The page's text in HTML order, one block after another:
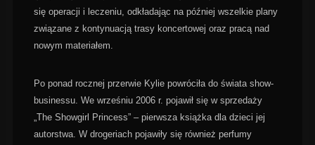
się operacji i leczeniu, odkładając na później wszelkie plany
związane z kontynuacją trasy koncertowej oraz pracą nad
nowym materiałem.
Po ponad rocznej przerwie Kylie powróciła do świata show-
businessu. We wrześniu 2006 r. pojawił się w sprzedaży
„The Showgirl Princess” – pierwsza książka dla dzieci jej
autorstwa. W drogeriach pojawiły się również perfumy